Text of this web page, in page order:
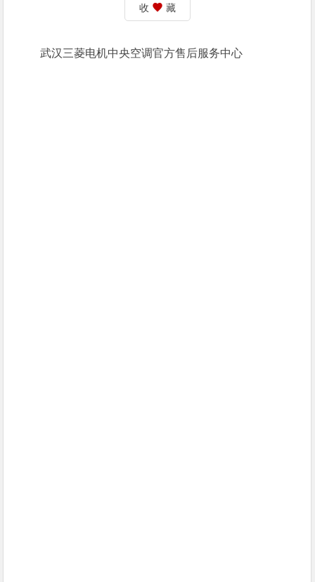
收 藏
武汉三菱电机中央空调官方售后服务中心